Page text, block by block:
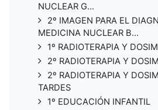
NUCLEAR G...
2º IMAGEN PARA EL
MEDICINA NUCLEAR B...
1º RADIOTERAPIA Y
2º RADIOTERAPIA Y
2º RADIOTERAPIA Y
TARDES
1º EDUCACIÓN INFANTIL